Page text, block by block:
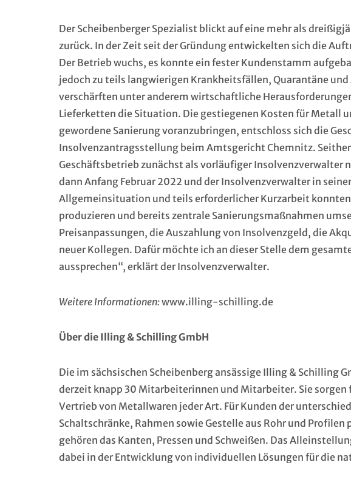
Der Scheibenberger Spezialist blickt auf eine mehr als
zurück. In der Zeit seit der Gründung entwickelten sich die
Der Betrieb wuchs, es konnte ein fester Kundenstamm
jedoch zu teils langwierigen Krankheitsfällen, Quarantäne
verschärften unter anderem wirtschaftliche
Lieferketten die Situation. Die gestiegenen Kosten für Metall
gewordene Sanierung voranzubringen, entschloss sich die
Insolvenzantragsstellung beim Amtsgericht Chemnitz.
Geschäftsbetrieb zunächst als vorläufiger Insolvenzverwalter
dann Anfang Februar 2022 und der Insolvenzverwalter in
Allgemeinsituation und teils erforderlicher Kurzarbeit
produzieren und bereits zentrale Sanierungsmaßnahmen
Preisanpassungen, die Auszahlung von Insolvenzgeld, die
neuer Kollegen. Dafür möchte ich an dieser Stelle dem
aussprechen“, erklärt der Insolvenzverwalter.
Weitere Informationen:www.illing-schilling.de
Über die Illing & Schilling GmbH
Die im sächsischen Scheibenberg ansässige Illing & Schilling
derzeit knapp 30 Mitarbeiterinnen und Mitarbeiter. Sie
Vertrieb von Metallwaren jeder Art. Für Kunden der
Schaltschränke, Rahmen sowie Gestelle aus Rohr und
gehören das Kanten, Pressen und Schweißen. Das
dabei in der Entwicklung von individuellen Lösungen für die